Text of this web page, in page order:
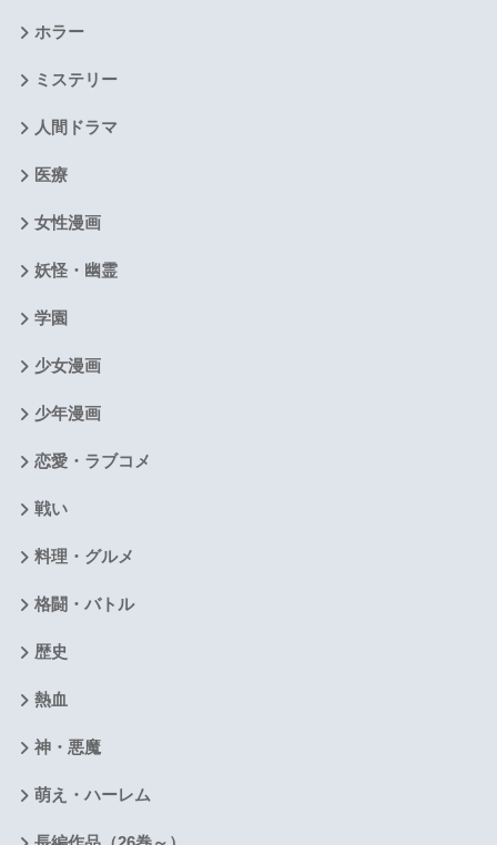
ホラー
ミステリー
人間ドラマ
医療
女性漫画
妖怪・幽霊
学園
少女漫画
少年漫画
恋愛・ラブコメ
戦い
料理・グルメ
格闘・バトル
歴史
熱血
神・悪魔
萌え・ハーレム